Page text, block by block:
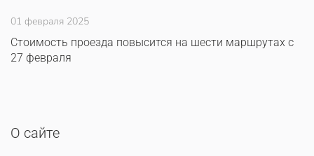
01 февраля 2025
Стоимость проезда повысится на шести маршрутах с
27 февраля
О сайте